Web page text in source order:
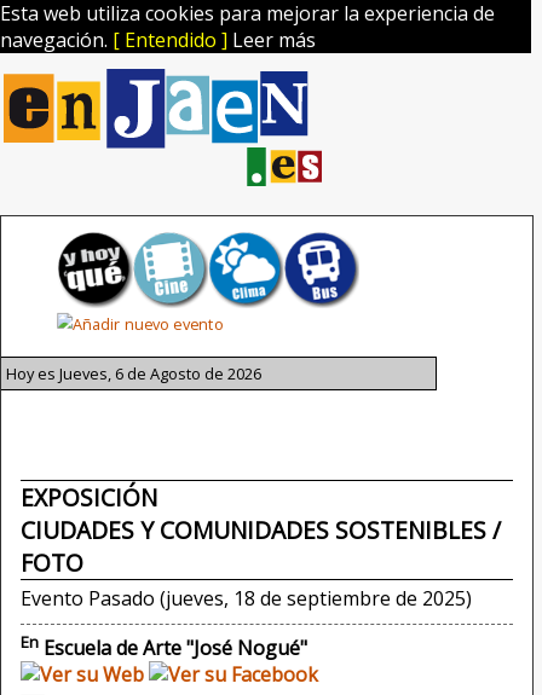
Esta web utiliza cookies para mejorar la experiencia de
navegación. [ Entendido ] Leer más
Hoy es Jueves, 6 de Agosto de 2026
EXPOSICIÓN
CIUDADES Y COMUNIDADES SOSTENIBLES /
FOTO
Evento Pasado (jueves, 18 de septiembre de 2025)
En Escuela de Arte "José Nogué"